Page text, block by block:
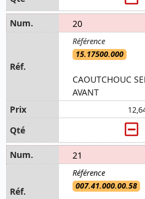
20
15.17500.000
CAOUTCHOUC
AVANT
21
007.41.000.00.58